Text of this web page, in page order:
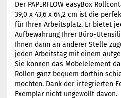
Der PAPERFLOW easyBox
39,0 x 43,6 x 64,2 cm ist die
für Ihren Arbeitsplatz. Er bietet
Aufbewahrung Ihrer Büro-
Ihnen dann an anderer Stelle
jeden Arbeitstag mit einem
Sie können das Möbelelement
Rollen ganz bequem dorthin
möchten. Dank der integrierten
Exemplar nicht ungewollt davon.